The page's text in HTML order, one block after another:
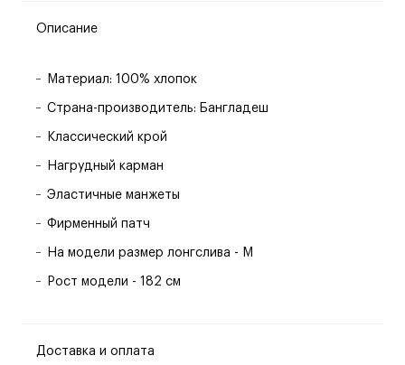
Описание
Материал: 100% хлопок
Страна-производитель: Бангладеш
Классический крой
Нагрудный карман
Эластичные манжеты
Фирменный патч
На модели размер лонгслива - M
Рост модели - 182 см
Доставка и оплата